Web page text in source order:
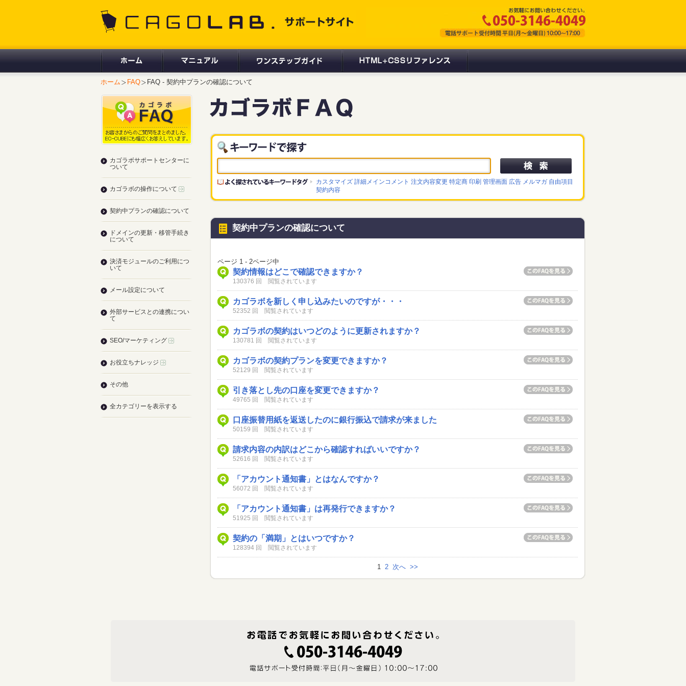
ホーム FAQ FAQ - 契約中プランの確認について
カスタマイズ 詳細メインコメント 注文内容変更 特定商 印刷 管理画面 広告 メルマガ 自由項目
契約内容
契約中プランの確認について
ページ 1 - 2ページ中
契約情報はどこで確認できますか？
130376 回 閲覧されています
カゴラボを新しく申し込みたいのですが・・・
52352 回 閲覧されています
カゴラボの契約はいつどのように更新されますか？
130781 回 閲覧されています
カゴラボの契約プランを変更できますか？
52129 回 閲覧されています
引き落とし先の口座を変更できますか？
49765 回 閲覧されています
口座振替用紙を返送したのに銀行振込で請求が来ました
50159 回 閲覧されています
請求内容の内訳はどこから確認すればいいですか？
52616 回 閲覧されています
「アカウント通知書」とはなんですか？
56072 回 閲覧されています
「アカウント通知書」は再発行できますか？
51925 回 閲覧されています
契約の「満期」とはいつですか？
128394 回 閲覧されています
1 2 次へ >>
カゴラボサポートセンターに
ついて
カゴラボの操作について
契約中プランの確認について
ドメインの更新・移管手続き
について
決済モジュールのご利用につ
いて
メール設定について
外部サービスとの連携につい
て
SEO/マーケティング
お役立ちナレッジ
その他
全カテゴリーを表示する